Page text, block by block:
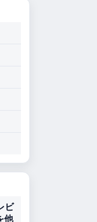
ビ
他